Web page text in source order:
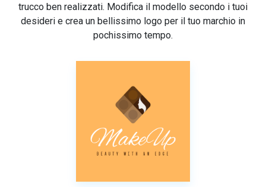
trucco ben realizzati. Modifica il modello secondo i tuoi
desideri e crea un bellissimo logo per il tuo marchio in
pochissimo tempo.